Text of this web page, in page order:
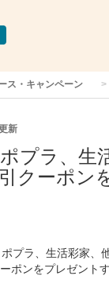
ス・キャンペーン
新
プラ、生
クーポン
プラ、生活彩家、
ポンをプレゼント